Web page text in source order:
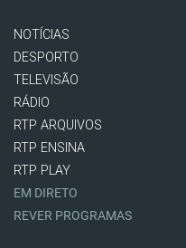
NOTÍCIAS
DESPORTO
TELEVISÃO
RÁDIO
RTP ARQUIVOS
RTP ENSINA
RTP PLAY
EM DIRETO
REVER PROGRAMAS